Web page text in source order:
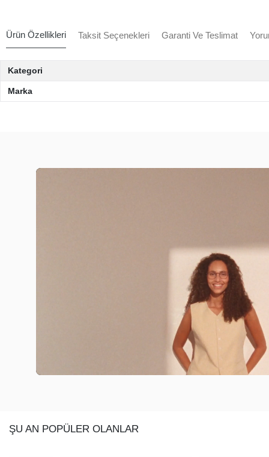
Ürün Özellikleri Taksit Seçenekleri Garanti Ve Teslimat
Kategori
Marka
ŞU AN POPÜLER OLANLAR